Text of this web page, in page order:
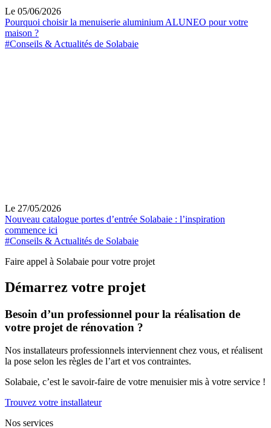
Le 05/06/2026
Pourquoi choisir la menuiserie aluminium ALUNEO pour votre
maison ?
#Conseils & Actualités de Solabaie
Le 27/05/2026
Nouveau catalogue portes d’entrée Solabaie : l’inspiration
commence ici
#Conseils & Actualités de Solabaie
Faire appel à Solabaie pour votre projet
Démarrez votre projet
Besoin d’un professionnel pour la réalisation de
votre projet de rénovation ?
Nos installateurs professionnels interviennent chez vous, et réalisent
la pose selon les règles de l’art et vos contraintes.
Solabaie, c’est le savoir-faire de votre menuisier mis à votre service !
Trouvez votre installateur
Nos services